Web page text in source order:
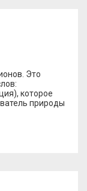
Это
которое
природы